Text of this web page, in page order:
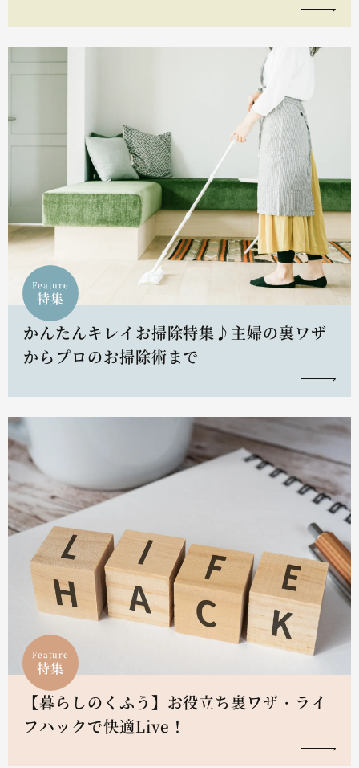
Feature
特集
かんたんキレイお掃除特集♪主婦の裏ワザ
からプロのお掃除術まで
Feature
特集
【暮らしのくふう】お役立ち裏ワザ・ライ
フハックで快適Live！